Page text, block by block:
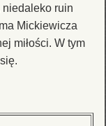
niedaleko ruin
Mickiewicza
miłości. W tym